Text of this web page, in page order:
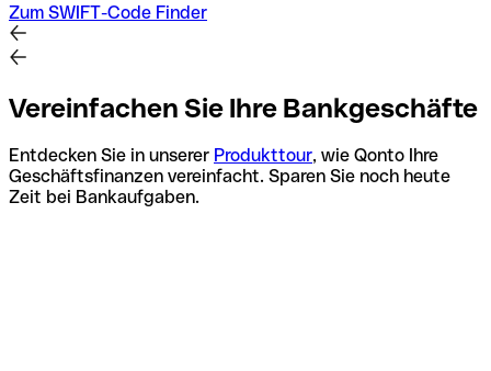
Zum SWIFT-Code Finder
Vereinfachen Sie Ihre Bankgeschäfte
Entdecken Sie in unserer Produkttour, wie Qonto Ihre
Geschäftsfinanzen vereinfacht. Sparen Sie noch heute
Zeit bei Bankaufgaben.